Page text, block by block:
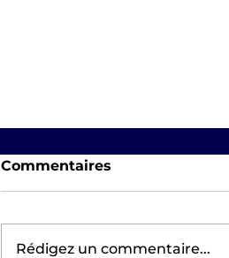
Commentaires
Rédigez un commentaire...